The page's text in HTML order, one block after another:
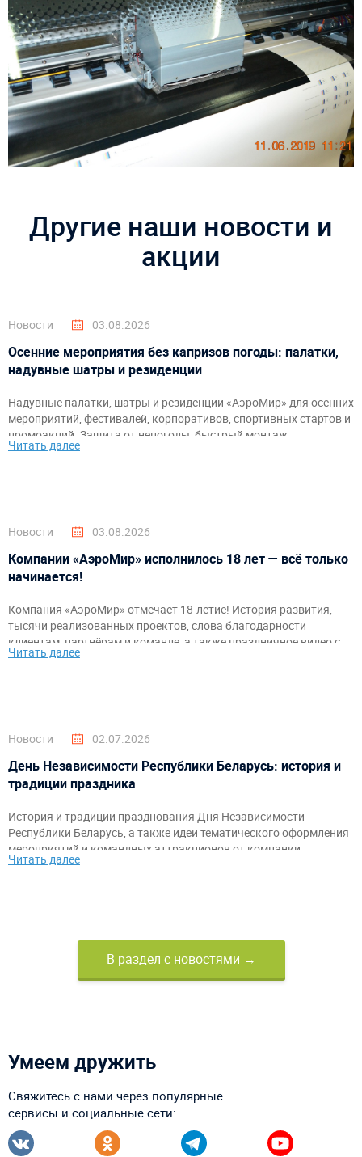
Другие наши новости и
акции
Новости 03.08.2026
Осенние мероприятия без капризов погоды: палатки,
надувные шатры и резиденции
Надувные палатки, шатры и резиденции «АэроМир» для осенних
мероприятий, фестивалей, корпоративов, спортивных стартов и
промоакций. Защита от непогоды, быстрый монтаж,
брендирование и комфортное пространство для гостей и
Читать далее
Новости 03.08.2026
Компании «АэроМир» исполнилось 18 лет — всё только
начинается!
Компания «АэроМир» отмечает 18-летие! История развития,
тысячи реализованных проектов, слова благодарности
клиентам, партнёрам и команде, а также праздничное видео с
самыми яркими моментами за годы работы.
Читать далее
Новости 02.07.2026
День Независимости Республики Беларусь: история и
традиции праздника
История и традиции празднования Дня Независимости
Республики Беларусь, а также идеи тематического оформления
мероприятий и командных аттракционов от компании
«АэроМир».
Читать далее
В раздел с новостями →
Умеем дружить
Свяжитесь с нами через популярные
сервисы и социальные сети: